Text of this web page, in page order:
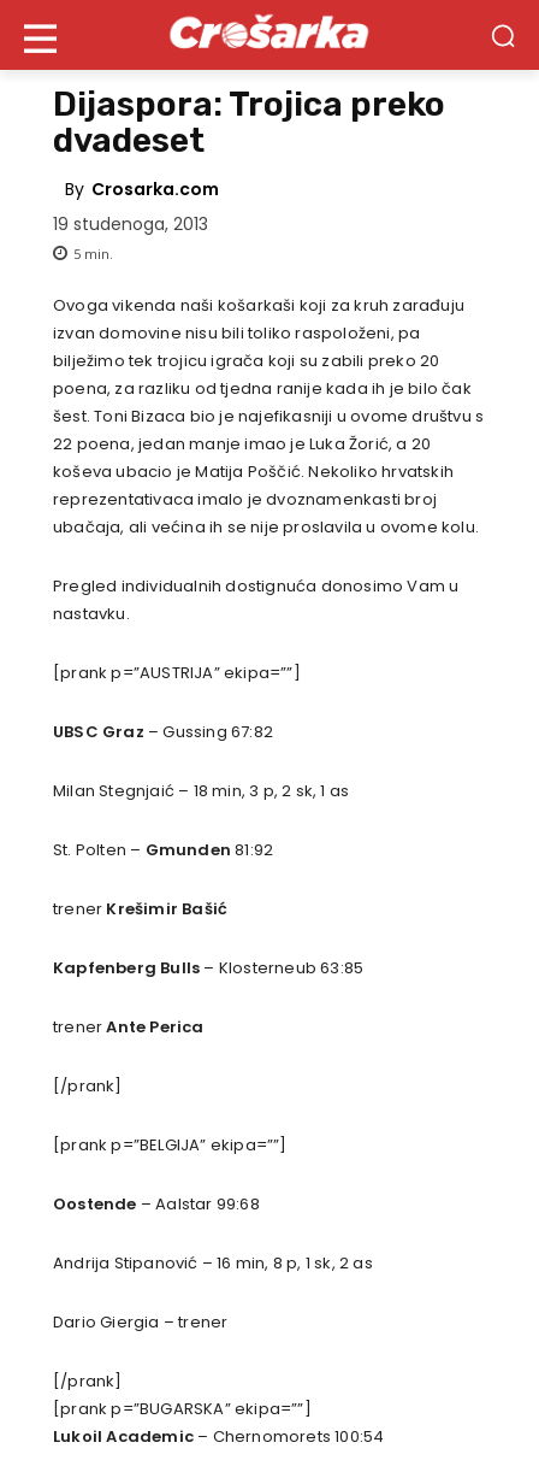
Dijaspora: Trojica preko
dvadeset
By Crosarka.com
19 studenoga, 2013
5 min.
Ovoga vikenda naši košarkaši koji za kruh zarađuju
izvan domovine nisu bili toliko raspoloženi, pa
bilježimo tek trojicu igrača koji su zabili preko 20
poena, za razliku od tjedna ranije kada ih je bilo čak
šest. Toni Bizaca bio je najefikasniji u ovome društvu s
22 poena, jedan manje imao je Luka Žorić, a 20
koševa ubacio je Matija Poščić. Nekoliko hrvatskih
reprezentativaca imalo je dvoznamenkasti broj
ubačaja, ali većina ih se nije proslavila u ovome kolu.
Pregled individualnih dostignuća donosimo Vam u
nastavku.
[prank p=”AUSTRIJA” ekipa=””]
UBSC Graz – Gussing 67:82
Milan Stegnjaić – 18 min, 3 p, 2 sk, 1 as
St. Polten – Gmunden 81:92
trener Krešimir Bašić
Kapfenberg Bulls – Klosterneub 63:85
trenerAnte Perica
[/prank]
[prank p=”BELGIJA” ekipa=””]
Oostende – Aalstar 99:68
Andrija Stipanović – 16 min, 8 p, 1 sk, 2 as
Dario Giergia – trener
[/prank]
[prank p=”BUGARSKA” ekipa=””]
Lukoil Academic – Chernomorets 100:54